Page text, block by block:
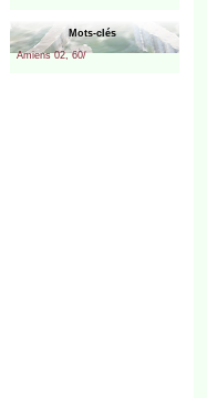
Mots-clés
Amiens 02, 60/